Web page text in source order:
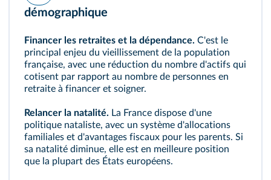
démographique
Financer les retraites et la dépendance. C'est le
principal enjeu du vieillissement de la population
française, avec une réduction du nombre d'actifs qui
cotisent par rapport au nombre de personnes en
retraite à financer et soigner.
Relancer la natalité. La France dispose d'une
politique nataliste, avec un système d'allocations
familiales et d'avantages fiscaux pour les parents. Si
sa natalité diminue, elle est en meilleure position
que la plupart des États européens.